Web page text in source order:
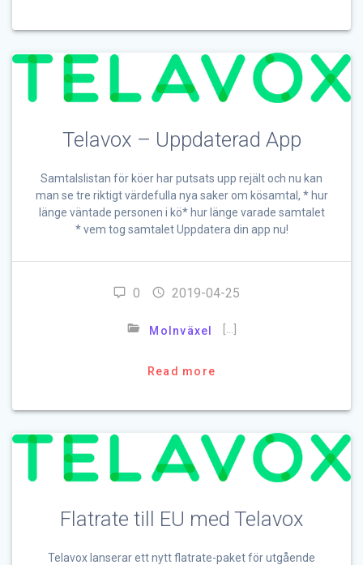
Telavox – Uppdaterad App
Samtalslistan för köer har putsats upp rejält och nu kan
man se tre riktigt värdefulla nya saker om kösamtal, * hur
länge väntade personen i kö* hur länge varade samtalet
* vem tog samtalet Uppdatera din app nu!
0 2019-04-25
Molnväxel […]
Read more
Flatrate till EU med Telavox
Telavox lanserar ett nytt flatrate-paket för utgående